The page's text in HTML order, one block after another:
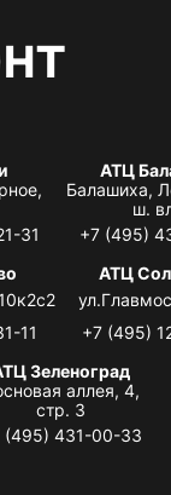
31
АТЦ
Балашиха,
ш.
+7 (495)
11
АТЦ
+7 (495)
Зеленоград
аллея, 4,
стр. 3
(495) 431-00-33